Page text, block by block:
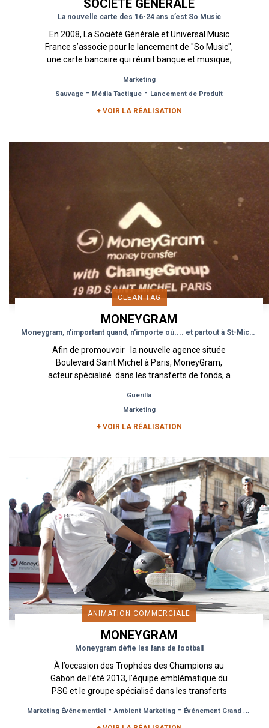
SOCIÉTÉ GÉNÉRALE
La nouvelle carte des 16-24 ans c’est So Music
En 2008, La Société Générale et Universal Music
France s’associe pour le lancement de "So Music",
une carte bancaire qui réunit banque et musique,
Marketing
Sauvage - Média Tactique - Lancement de Produit
+ VOIR LA RÉALISATION
CLEAN TAG
MONEYGRAM
Moneygram, n'important quand, n'importe où.... et partout à St-Michel
Afin de promouvoir la nouvelle agence située
Boulevard Saint Michel à Paris, MoneyGram,
acteur spécialisé dans les transferts de fonds, a
Guerilla
Marketing
+ VOIR LA RÉALISATION
ANIMATION COMMERCIALE
MONEYGRAM
Moneygram défie les fans de football
À l’occasion des Trophées des Champions au
Gabon de l’été 2013, l’équipe emblématique du
PSG et le groupe spécialisé dans les transferts
Marketing Événementiel -Ambient Marketing - Événement Grand Public